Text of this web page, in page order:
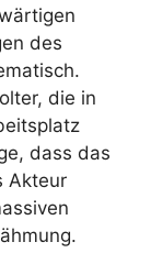
des
die in
dass das
Akteur